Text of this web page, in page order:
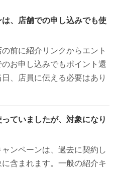
、店舗での申し込みでも使
前に紹介リンクからエント
お申し込みでもポイント還
、店員に伝える必要はあり
ていましたが、対象になり
ンペーンは、過去に契約し
含まれます。一般の紹介キ